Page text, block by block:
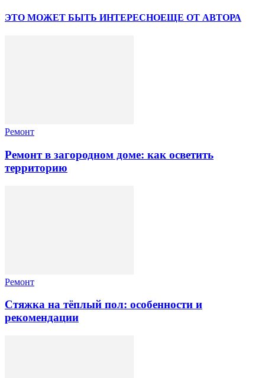
ЭТО МОЖЕТ БЫТЬ ИНТЕРЕСНОЕЩЕ ОТ АВТОРА
Ремонт
Ремонт в загородном доме: как осветить
территорию
Ремонт
Стяжка на тёплый пол: особенности и
рекомендации